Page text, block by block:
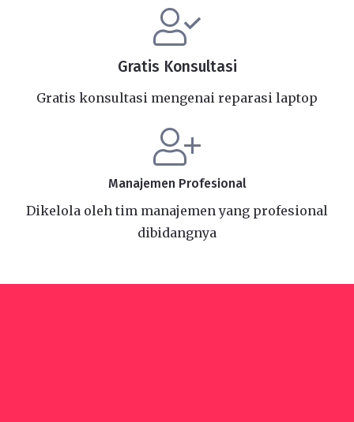
Gratis Konsultasi
Gratis konsultasi mengenai reparasi laptop
Manajemen Profesional
Dikelola oleh tim manajemen yang profesional
dibidangnya